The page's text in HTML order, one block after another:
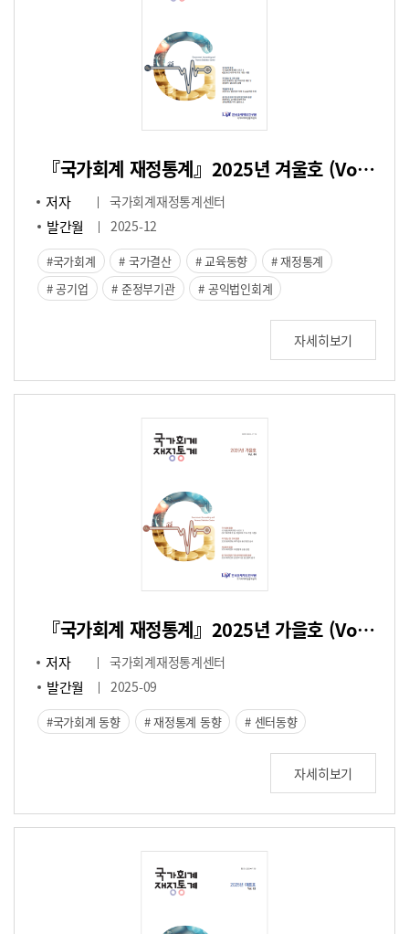
『국가회계 재정통계』2025년 겨울호 (Vol.45)
저자 국가회계재정통계센터
발간월 2025-12
국가회계 국가결산 교육동향
재정통계
공기업
준정부기관 공익법인회계
자세히보기
『국가회계 재정통계』2025년 가을호 (Vol.44)
저자 국가회계재정통계센터
발간월 2025-09
국가회계 동향 재정통계 동향 센터동향
자세히보기